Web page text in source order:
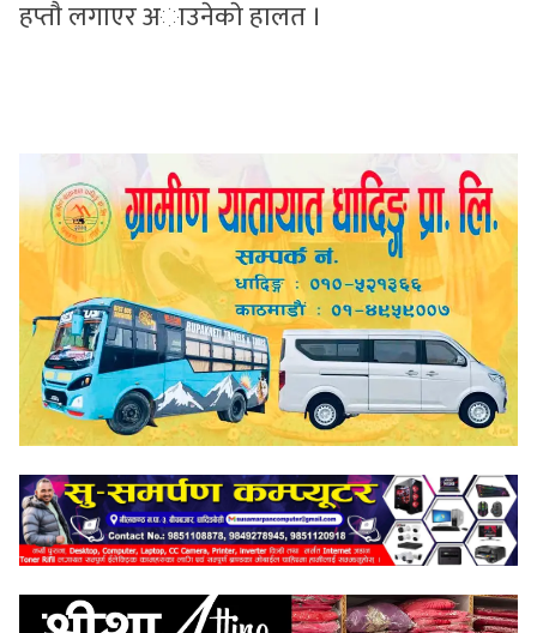
हप्ताै लगाएर अाउनेकाे हालत ।